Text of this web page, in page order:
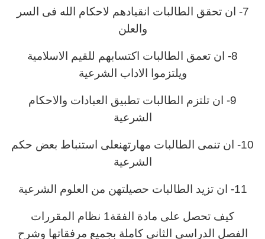
7- ان تحقق الطالبات انقيادهم لاحكام الله فى السر
والعلن
8- ان تعمق الطالبات اكتسابهم للقيم الاسلامية
ويلتزموا الاداب الشرعية
9- ان تلتزم الطالبات تطبيق العبادات والاحكام
الشرعية
10- ان تنمى الطالبات مهارتهنعلى استنباط بعض حكم
الشرعية
11- ان تزيد الطالبات حصيلتهن من العلوم الشرعية
كيف تحصل على مادة الفقة1 نظام المقررات
الفصل الدراسي الثاني كاملة بجميع مرفقاتها وشرح